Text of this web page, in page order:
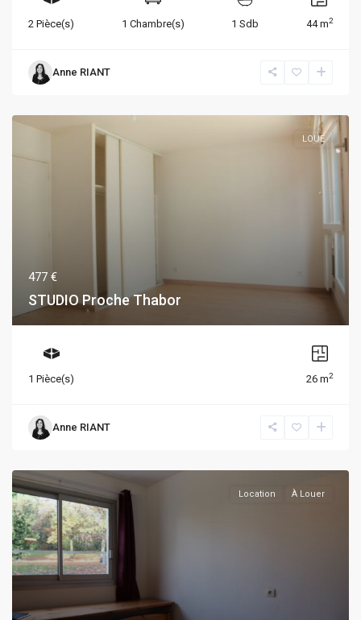
2 Pièce(s) 1 Chambre(s) 1 Sdb 44 m2
Anne RIANT
LOUÉ
477 €
STUDIO Proche Thabor
1 Pièce(s) 26 m2
Anne RIANT
Location À Louer